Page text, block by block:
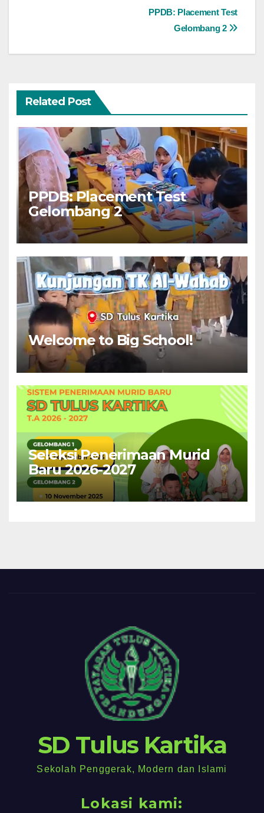
PPDB: Placement Test
Gelombang 2
Related Post
PPDB: Placement Test
Gelombang 2
Welcome to Big School!
Seleksi Penerimaan Murid
Baru 2026-2027
SD Tulus Kartika
Sekolah Penggerak, Modern dan Islami
Lokasi kami: